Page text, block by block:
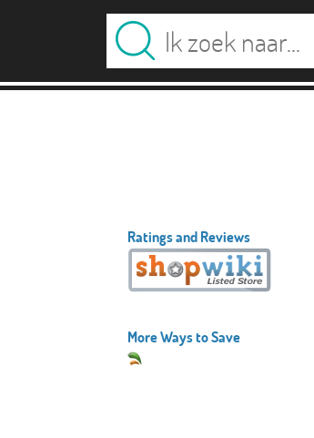
Ratings and Reviews
More Ways to Save